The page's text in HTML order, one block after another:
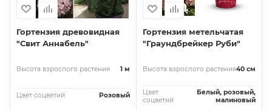
Гортензия древовидная
"Свит Аннабель"
Высота взрослого растения 1 м
Цвет соцветий Розовый
Гортензия метельчатая
"Граундбрейкер Руби"
Высота взрослого растения40 см
Цвет
соцветий
Белый, розовый,
малиновый